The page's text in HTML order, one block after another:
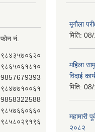
फोन नं.
९८४३५७०६२०
९८६५०६१८१०
9857679393
९८४७७१००६१
9858322588
९८५७६६०६६०
९८५८०२९१९६
मृगौला
मिति:
महिला
विदाई
मिति:
महामारी
२०८२